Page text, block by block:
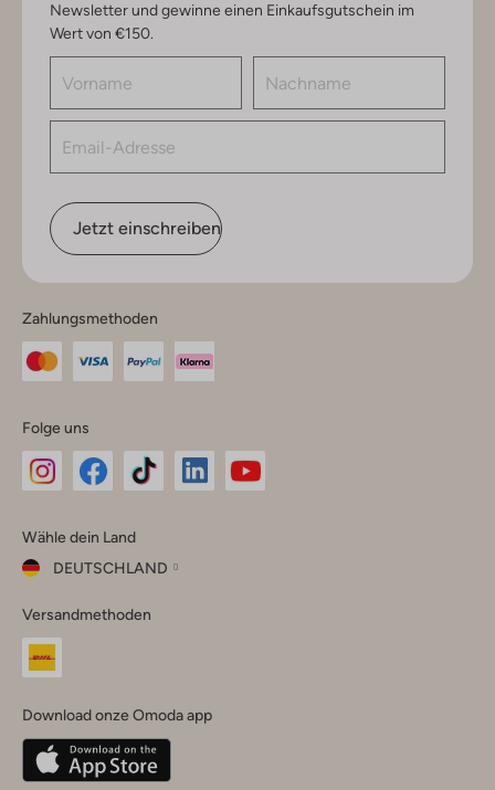
Newsletter und gewinne einen Einkaufsgutschein im
Wert von €150.
Jetzt einschreiben
Zahlungsmethoden
Folge uns
Instagram
Facebook
TikTok
Wähle dein Land
DEUTSCHLAND
dein
Land
Belgique(Français)
Deutschland
Versandmethoden
Download onze Omoda app